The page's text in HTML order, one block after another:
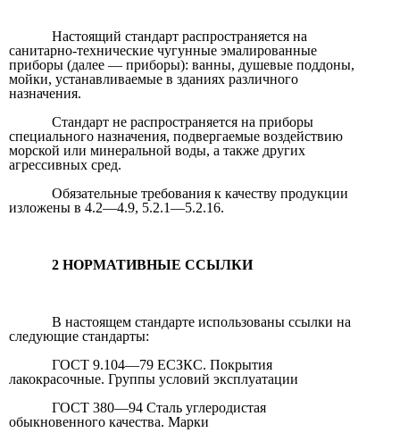
Настоящий стандарт распространяется на
санитарно-технические чугунные эмалированные
приборы (далее — приборы): ванны, душевые поддоны,
мойки, устанавливаемые в зданиях различного
назначения.
Стандарт не распространяется на приборы
специального назначения, подвергаемые воздействию
морской или минеральной воды, а также других
агрессивных сред.
Обязательные требования к качеству продукции
изложены в 4.2—4.9, 5.2.1—5.2.16.
2 НОРМАТИВНЫЕ ССЫЛКИ
В настоящем стандарте использованы ссылки на
следующие стандарты:
ГОСТ 9.104—79 ЕСЗКС. Покрытия
лакокрасочные. Группы условий эксплуатации
ГОСТ 380—94 Сталь углеродистая
обыкновенного качества. Марки